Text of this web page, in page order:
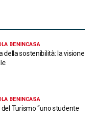
BENINCASA
della sostenibilità: la visione
BENINCASA
Turismo “uno studente